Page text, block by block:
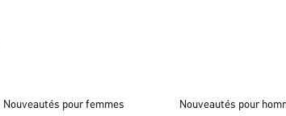
Nouveautés pour femmes Nouveautés pour